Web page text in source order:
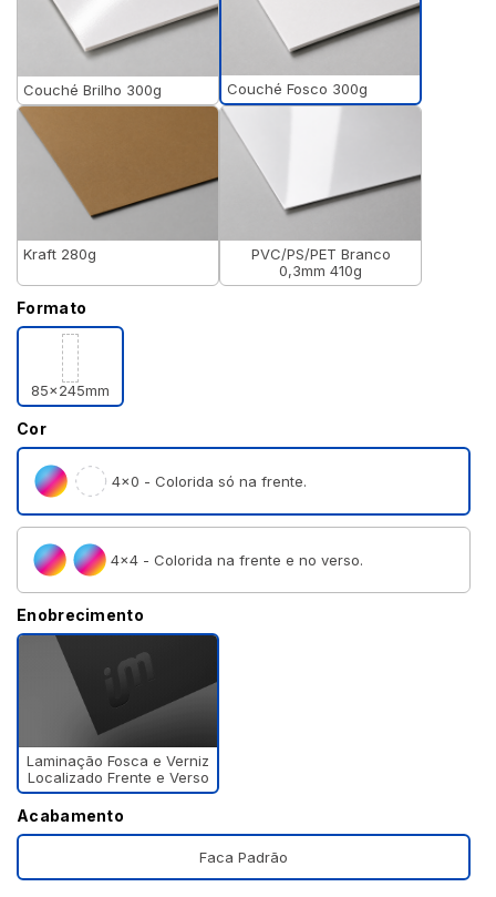
Couché Brilho 300g Couché Fosco 300g
Kraft 280g
PVC/PS/PET Branco
0,3mm 410g
Formato
85x245mm
Cor
4×0 - Colorida só na frente.
4×4 - Colorida na frente e no verso.
Enobrecimento
Laminação Fosca e Verniz
Localizado Frente e Verso
Acabamento
Faca Padrão